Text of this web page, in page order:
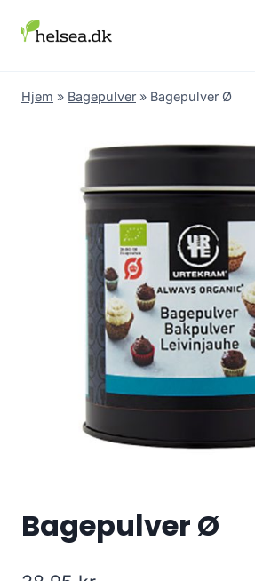
Hjem » Bagepulver » Bagepulver Ø
Bagepulver Ø